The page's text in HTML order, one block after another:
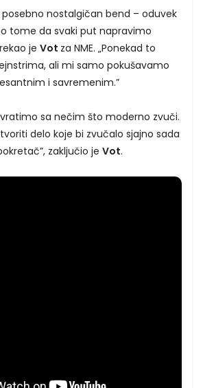
posebno nostalgičan bend – oduvek
tome da svaki put napravimo
je Vot za NME. „Ponekad to
ali mi samo pokušavamo
i savremenim.”
vratimo sa nečim što moderno zvuči.
delo koje bi zvučalo sjajno sada
zaključio je Vot.